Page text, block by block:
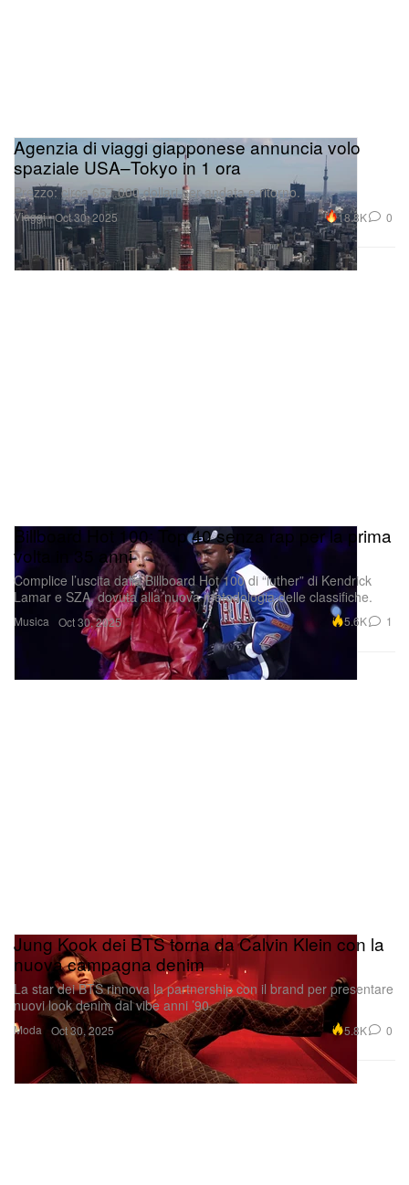
Viaggi
Agenzia di viaggi giapponese annuncia volo
spaziale USA–Tokyo in 1 ora
Prezzo: circa 657.000 dollari per andata e ritorno.
Oct 30, 2025 18.8K 0
Musica
Billboard Hot 100: Top 40 senza rap per la prima
volta in 35 anni
Complice l’uscita dalla Billboard Hot 100 di “luther” di Kendrick
Lamar e SZA, dovuta alla nuova metodologia delle classifiche.
Oct 30, 2025 5.6K 1
Moda
Jung Kook dei BTS torna da Calvin Klein con la
nuova campagna denim
La star dei BTS rinnova la partnership con il brand per presentare
nuovi look denim dal vibe anni ’90.
Oct 30, 2025 5.8K 0